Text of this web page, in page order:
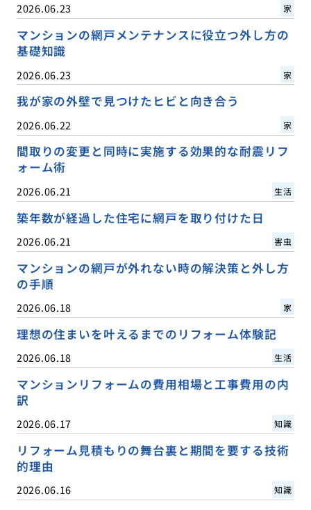
2026.06.23 家
マンションの網戸メンテナンスに役立つ外し方の
基礎知識
2026.06.23 家
我が家の外壁で見つけたヒビと向き合う
2026.06.22 家
間取りの変更と同時に実施する効果的な耐震リフ
ォーム術
2026.06.21 生活
築年数が経過した住宅に網戸を取り付けた日
2026.06.21 害虫
マンションの網戸が外れない時の解決策と外し方
の手順
2026.06.18 家
理想の住まいを叶えるまでのリフォーム体験記
2026.06.18 生活
マンションリフォームの費用相場と工事費用の内
訳
2026.06.17 知識
リフォーム見積もりの舞台裏と期間を要する技術
的理由
2026.06.16 知識